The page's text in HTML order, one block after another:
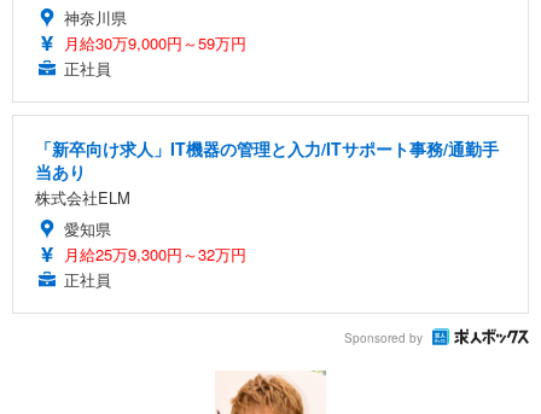
神奈川県
月給30万9,000円～59万円
正社員
「新卒向け求人」IT機器の管理と入力/ITサポート事務/通勤手
当あり
株式会社ELM
愛知県
月給25万9,300円～32万円
正社員
Sponsored by